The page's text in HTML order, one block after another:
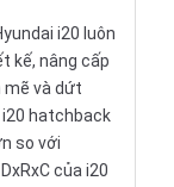
i20 luôn
kế, nâng cấp
mẽ và dứt
hatchback
so với
của i20